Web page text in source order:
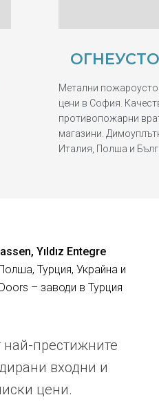
Метални
цени в София.
противопожарни
магазини.
Италия, Полша и
Yıldız Entegre
Турция, Украйна и
– заводи в Турция
престижните
входни и
цени.